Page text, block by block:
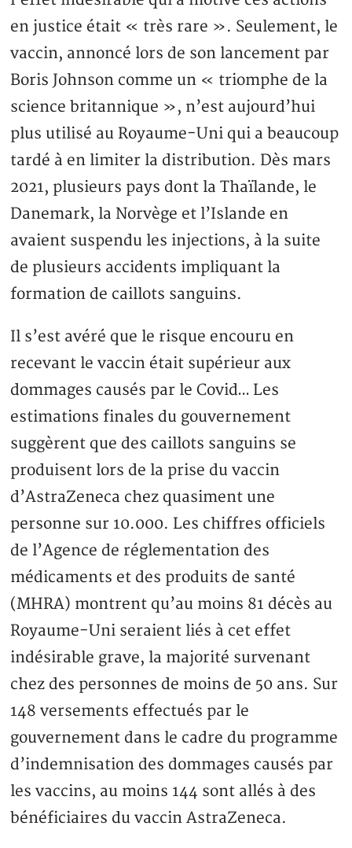
en justice était « très rare ». Seulement, le
vaccin, annoncé lors de son lancement par
Boris Johnson comme un « triomphe de la
science britannique », n’est aujourd’hui
plus utilisé au Royaume-Uni qui a beaucoup
tardé à en limiter la distribution. Dès mars
2021, plusieurs pays dont la Thaïlande, le
Danemark, la Norvège et l’Islande en
avaient suspendu les injections, à la suite
de plusieurs accidents impliquant la
formation de caillots sanguins.
Il s’est avéré que le risque encouru en
recevant le vaccin était supérieur aux
dommages causés par le Covid… Les
estimations finales du gouvernement
suggèrent que des caillots sanguins se
produisent lors de la prise du vaccin
d’AstraZeneca chez quasiment une
personne sur 10.000. Les chiffres officiels
de l’Agence de réglementation des
médicaments et des produits de santé
(MHRA) montrent qu’au moins 81 décès au
Royaume-Uni seraient liés à cet effet
indésirable grave, la majorité survenant
chez des personnes de moins de 50 ans. Sur
148 versements effectués par le
gouvernement dans le cadre du programme
d’indemnisation des dommages causés par
les vaccins, au moins 144 sont allés à des
bénéficiaires du vaccin AstraZeneca.